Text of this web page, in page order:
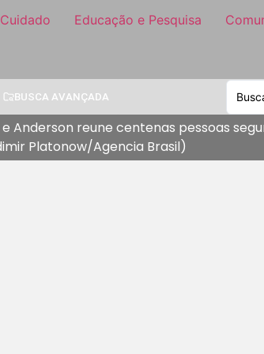
Educação e Pesquisa
BUSCA AVANÇADA
Anderson reune centenas pessoas
Platonow/Agencia Brasil)